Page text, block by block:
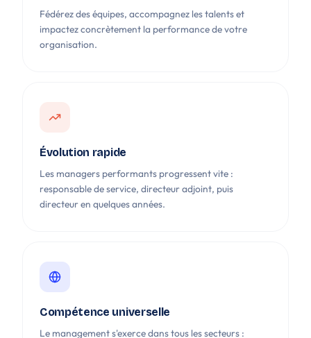
Fédérez des équipes, accompagnez les talents et
impactez concrètement la performance de votre
organisation.
Évolution rapide
Les managers performants progressent vite :
responsable de service, directeur adjoint, puis
directeur en quelques années.
Compétence universelle
Le management s'exerce dans tous les secteurs :